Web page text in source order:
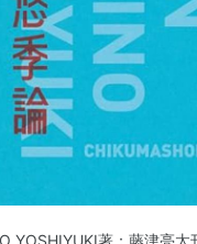
YOSHIYUKI著：藤津亮太